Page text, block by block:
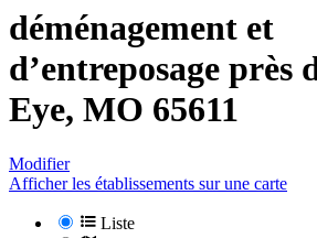
déménagement et
d’entreposage près
Eye, MO 65611
Modifier
Afficher les établissements sur une carte
Liste